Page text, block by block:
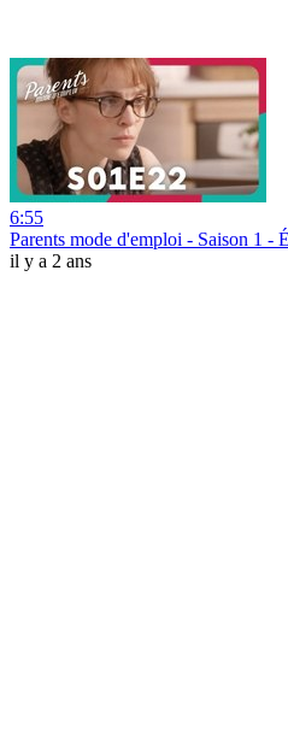
6:55
Parents mode d'emploi - Saison 1 -
il y a 2 ans